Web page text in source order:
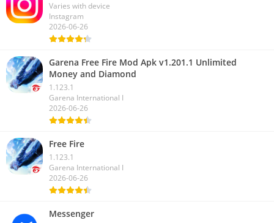
Varies with device
Instagram
2026-06-26
Garena Free Fire Mod Apk v1.201.1 Unlimited
Money and Diamond
1.123.1
Garena International I
2026-06-26
Free Fire
1.123.1
Garena International I
2026-06-26
Messenger